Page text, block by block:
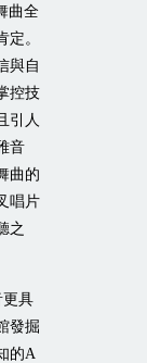
曲全
。
與自
控技
引人
音
曲的
唱片
之
具
發掘
的A